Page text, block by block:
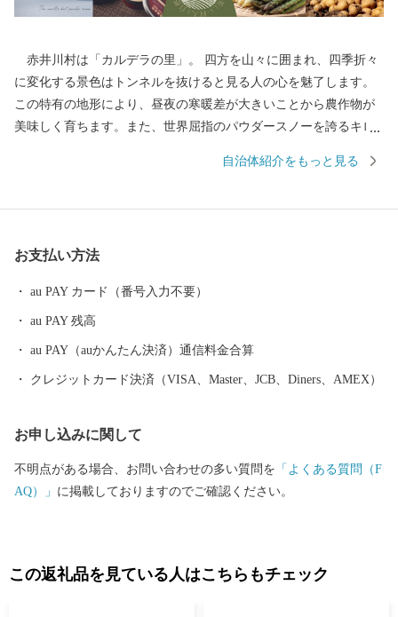
赤井川村は「カルデラの里」。 四方を山々に囲まれ、四季折々
に変化する景色はトンネルを抜けると見る人の心を魅了します。
この特有の地形により、昼夜の寒暖差が大きいことから農作物が
美味しく育ちます。また、世界屈指のパウダースノーを誇るキロ
このような美しい村を守っていくため、そして、農業をはじめ
＿＿＿＿＿ 《ワンストップ特例申請書の受理について》 赤井川村
ドレスにのみお送りしております。 ※郵送は行っておりませんの
で、メールにてご確認をお願い致します。 ＿＿＿＿＿＿＿＿＿＿
自治体紹介をもっと見る
お支払い方法
au PAY カード（番号入力不要）
au PAY 残高
au PAY（auかんたん決済）通信料金合算
クレジットカード決済（VISA、Master、JCB、Diners、AMEX）
お申し込みに関して
不明点がある場合、お問い合わせの多い質問を 「よくある質問（F
AQ）」 に掲載しておりますのでご確認ください。
この返礼品を見ている人はこちらもチェック